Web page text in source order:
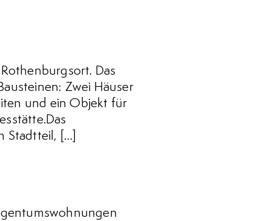
Das
Zwei Häuser
und ein Objekt für
Stadtteil, […]